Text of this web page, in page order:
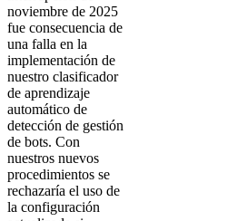
noviembre de 2025
fue consecuencia de
una falla en la
implementación de
nuestro clasificador
de aprendizaje
automático de
detección de gestión
de bots. Con
nuestros nuevos
procedimientos se
rechazaría el uso de
la configuración